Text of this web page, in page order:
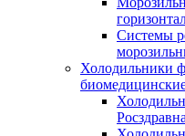
Системы
Холодильники